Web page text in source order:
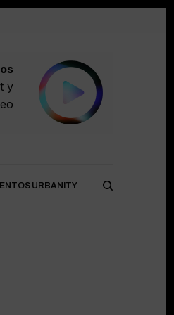
y
URBANITY